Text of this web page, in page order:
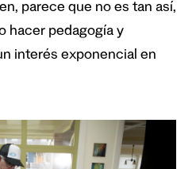
parece que no es tan así,
hacer pedagogía y
interés exponencial en